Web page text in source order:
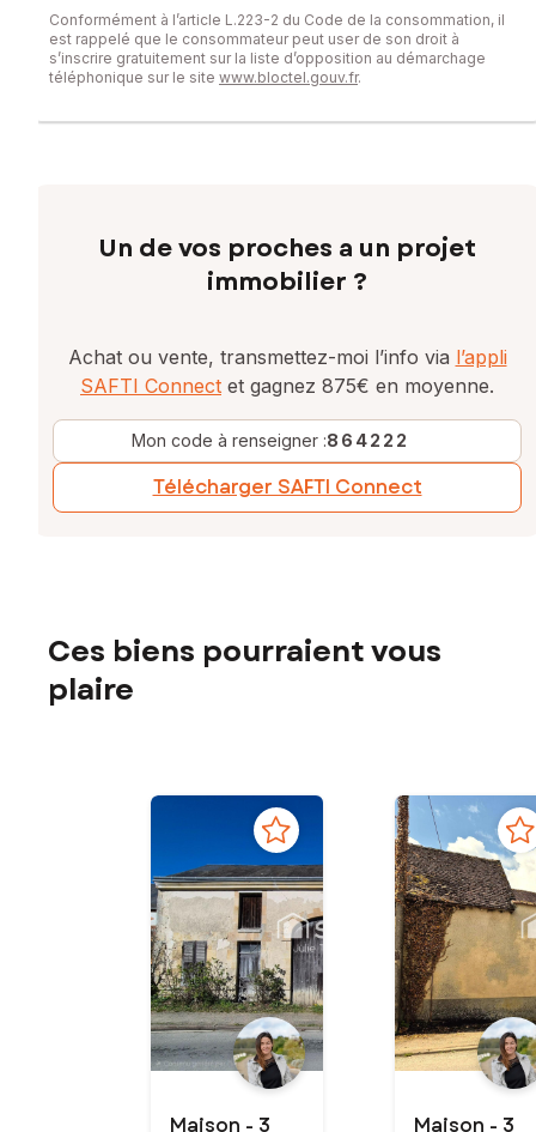
Conformément à l’article L.223-2 du Code de la consommation, il
est rappelé que le consommateur peut user de son droit à
s’inscrire gratuitement sur la liste d’opposition au démarchage
téléphonique sur le site www.bloctel.gouv.fr.
Un de vos proches a un projet
immobilier ?
Achat ou vente, transmettez-moi l’info via l’appli
SAFTI Connect et gagnez 875€ en moyenne.
Mon code à renseigner :864222
Télécharger SAFTI Connect
Ces biens pourraient vous
plaire
Maison - 3 Maison - 3